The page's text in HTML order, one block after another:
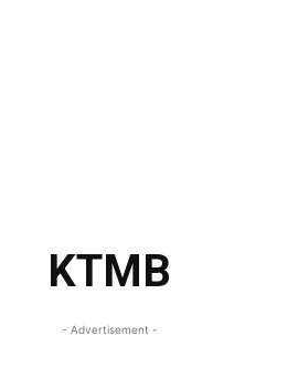
KTMB
- Advertisement -